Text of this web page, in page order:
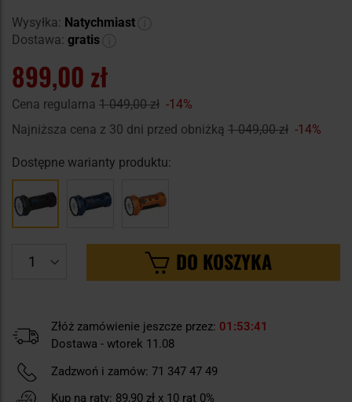
Wysyłka: Natychmiast
Dostawa: gratis
899,00 zł
Cena regularna 1 049,00 zł -14%
Najniższa cena z 30 dni przed obniżką 1 049,00 zł -14%
Dostępne warianty produktu:
DO KOSZYKA
Złóż zamówienie jeszcze przez: 01 53 40
Dostawa - wtorek 11.08
Zadzwoń i zamów: 71 347 47 49
Kup na raty: 89,90 zł x 10 rat 0%